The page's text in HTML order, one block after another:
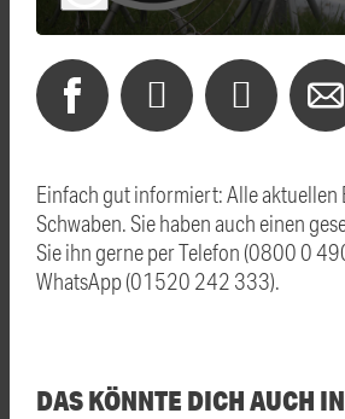
Einfach gut informiert: Alle aktuellen
Schwaben. Sie haben auch einen
Sie ihn gerne per Telefon (0800 0
WhatsApp (01520 242 333).
DAS KÖNNTE DICH AUCH